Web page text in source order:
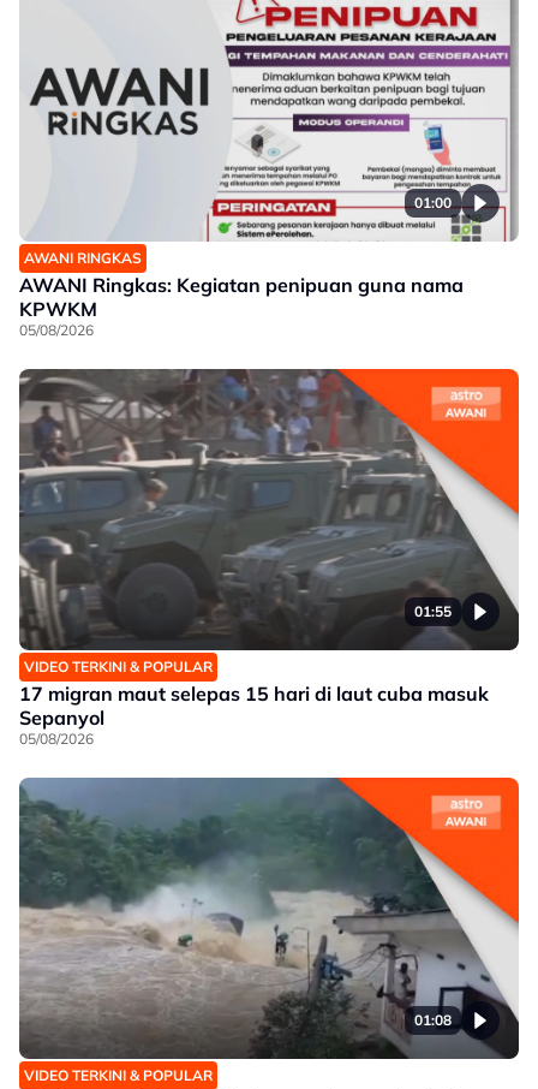
01:00
AWANI RINGKAS
AWANI Ringkas: Kegiatan penipuan guna nama
KPWKM
05/08/2026
01:55
VIDEO TERKINI & POPULAR
17 migran maut selepas 15 hari di laut cuba masuk
Sepanyol
05/08/2026
01:08
VIDEO TERKINI & POPULAR